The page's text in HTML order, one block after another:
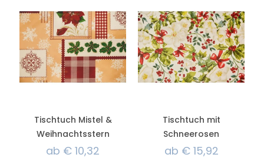
Tischtuch Mistel &
Weihnachtsstern
ab € 10,32
Tischtuch mit
Schneerosen
ab €15,92